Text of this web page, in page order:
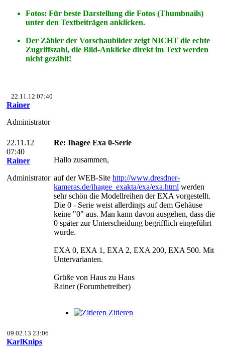
Fotos: Für beste Darstellung die Fotos (Thumbnails)
unter den Textbeiträgen anklicken.
Der Zähler der Vorschaubilder zeigt NICHT die echte
Zugriffszahl, die Bild-Anklicke direkt im Text werden
nicht gezählt!
22.11.12 07:40
Rainer
Administrator
22.11.12
07:40
Rainer
Administrator
Re: Ihagee Exa 0-Serie
Hallo zusammen,
auf der WEB-Site http://www.dresdner-
kameras.de/ihagee_exakta/exa/exa.html werden
sehr schön die Modellreihen der EXA vorgestellt.
Die 0 - Serie weist allerdings auf dem Gehäuse
keine "0" aus. Man kann davon ausgehen, dass die
0 später zur Unterscheidung begrifflich eingeführt
wurde.
EXA 0, EXA 1, EXA 2, EXA 200, EXA 500. Mit
Untervarianten.
Grüße von Haus zu Haus
Rainer (Forumbetreiber)
Zitieren
09.02.13 23:06
KarlKnips